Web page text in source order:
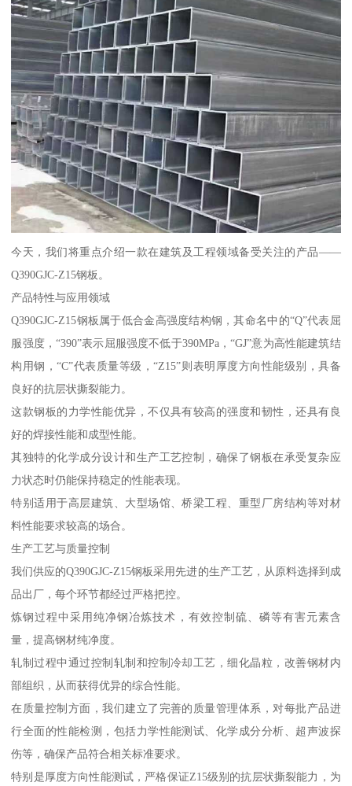
今天，我们将重点介绍一款在建筑及工程领域备受关注的产品——
Q390GJC-Z15钢板。
产品特性与应用领域
Q390GJC-Z15钢板属于低合金高强度结构钢，其命名中的“Q”代表屈
服强度，“390”表示屈服强度不低于390MPa，“GJ”意为高性能建筑结
构用钢，“C”代表质量等级，“Z15”则表明厚度方向性能级别，具备
良好的抗层状撕裂能力。
这款钢板的力学性能优异，不仅具有较高的强度和韧性，还具有良
好的焊接性能和成型性能。
其独特的化学成分设计和生产工艺控制，确保了钢板在承受复杂应
力状态时仍能保持稳定的性能表现。
特别适用于高层建筑、大型场馆、桥梁工程、重型厂房结构等对材
料性能要求较高的场合。
生产工艺与质量控制
我们供应的Q390GJC-Z15钢板采用先进的生产工艺，从原料选择到成
品出厂，每个环节都经过严格把控。
炼钢过程中采用纯净钢冶炼技术，有效控制硫、磷等有害元素含
量，提高钢材纯净度。
轧制过程中通过控制轧制和控制冷却工艺，细化晶粒，改善钢材内
部组织，从而获得优异的综合性能。
在质量控制方面，我们建立了完善的质量管理体系，对每批产品进
行全面的性能检测，包括力学性能测试、化学成分分析、超声波探
伤等，确保产品符合相关标准要求。
特别是厚度方向性能测试，严格保证Z15级别的抗层状撕裂能力，为